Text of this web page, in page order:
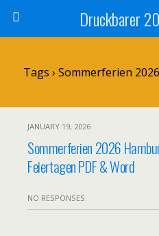
Druckbarer
Tags › Sommerferien
JANUARY 19, 2026
Sommerferien 2026
Feiertagen PDF & Word
NO RESPONSES